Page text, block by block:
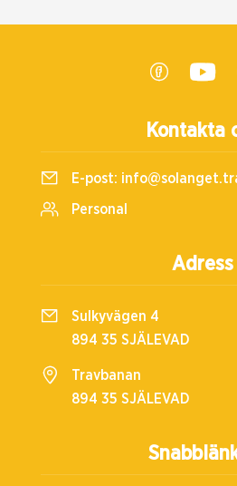
Kontakta
E-post:
Personal
Adress
Sulkyvägen 4
894 35 SJÄLEVAD
Travbanan
894 35 SJÄLEVAD